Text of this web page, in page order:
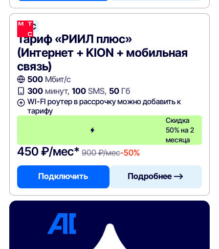
МТС
Тариф «РИИЛ плюс»
(Интернет + KION + мобильная
связь)
500Мбит/с
300минут, 100SMS, 50Гб
WI-FI роутер в рассрочку можно добавить к
тарифу
Скидка
50% на 2
месяца
450 ₽/мес* 900 ₽/мес-50%
Подключить Подробнее —>